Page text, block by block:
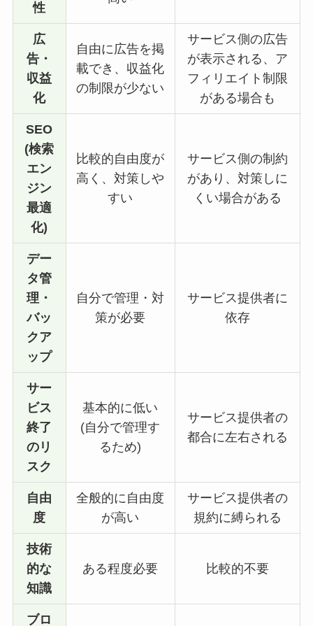
性
広
告・
収益
化
自由に広告を掲
載でき、収益化
の制限が少ない
サービス側の広告
が表示される、ア
フィリエイト制限
がある場合も
SEO
(検索
エン
ジン
最適
化)
比較的自由度が
高く、対策しや
すい
サービス側の制約
があり、対策しに
くい場合がある
デー
タ管
理・
バッ
クア
ップ
自分で管理・対
策が必要
サービス提供者に
依存
サー
ビス
終了
のリ
スク
基本的に低い
(自分で管理す
るため)
サービス提供者の
都合に左右される
自由
度
全般的に自由度
が高い
サービス提供者の
規約に縛られる
技術
的な
知識
ある程度必要 比較的不要
ブロ